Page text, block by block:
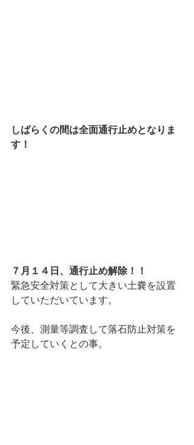
しばらくの間は全面通行止めとなりま
す！
７月１４日、通行止め解除！！
緊急安全対策として大きい土嚢を設置
していただいています。
今後、測量等調査して落石防止対策を
予定していくとの事。